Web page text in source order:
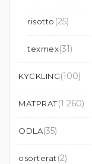
risotto (25)
texmex(31)
KYCKLING(100)
MATPRAT(1 260)
ODLA(35)
osorterat (2)